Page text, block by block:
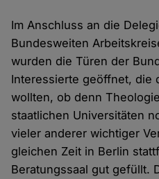
Im Anschluss an die
Bundesweiten
wurden die Türen der
Interessierte geöffnet, die
wollten, ob denn
staatlichen Universitäten
vieler anderer wichtiger
gleichen Zeit in Berlin
Beratungssaal gut gefüllt.